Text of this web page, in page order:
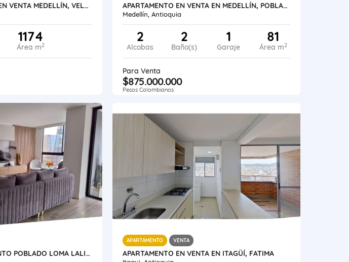
EDIFICIO AMOBLADO EN VENTA MEDELLÍN, VELÓDROMO
1174
Área m2
APARTAMENTO EN VENTA EN MEDELLÍN, POBLADO, INTERCONTINENTAL
Medellín, Antioquia
2
Alcobas
2
Baño(s)
1
Garaje
81
Área m2
Para Venta
$875.000.000
Pesos Colombianos
VENTA DE APARTAMENTO POBLADO LOMA LALINDE
APARTAMENTO VENTA
APARTAMENTO EN VENTA EN ITAGÜÍ, FATIMA